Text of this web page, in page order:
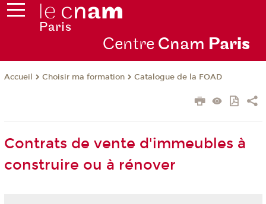
Centre Cnam Paris
Accueil Choisir ma formation Catalogue de la FOAD
Contrats de vente d'immeubles à
construire ou à rénover